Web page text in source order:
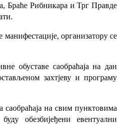
Браће Рибникара и Трг Правде
организатору се
обуставе саобраћаја на дан
захтјеву и програму
саобраћаја на свим пунктовима
обезбијеђени евентуални